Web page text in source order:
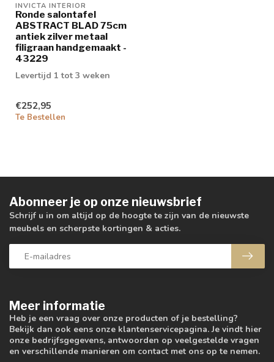
INVICTA INTERIOR
Ronde salontafel
ABSTRACT BLAD 75cm
antiek zilver metaal
filigraan handgemaakt -
43229
Levertijd 1 tot 3 weken
€252,95
Te Bestellen
Meer informatie
Heb je een vraag over onze producten of je bestelling?
Bekijk dan ook eens onze klantenservicepagina. Je vindt hier
onze bedrijfsgegevens, antwoorden op veelgestelde vragen
en verschillende manieren om contact met ons op te nemen.
Abonneer je op onze nieuwsbrief
Schrijf u in om altijd op de hoogte te zijn van de nieuwste
meubels en scherpste kortingen & acties.